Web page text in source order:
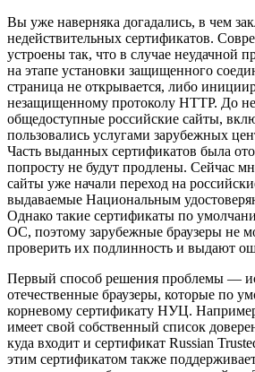
Вы уже наверняка догадались, в чем
недействительных сертификатов.
устроены так, что в случае неудачной
на этапе установки защищенного
страница не открывается, либо
незащищенному протоколу HTTP. До
общедоступные российские сайты,
пользовались услугами зарубежных
Часть выданных сертификатов была
попросту не будут продлены. Сейчас
сайты уже начали переход на
выдаваемые Национальным
Однако такие сертификаты по
ОС, поэтому зарубежные браузеры не
проверить их подлинность и выдают
Первый способ решения проблемы —
отечественные браузеры, которые по
корневому сертификату НУЦ.
имеет свой собственный список
куда входит и сертификат Russian
этим сертификатом также